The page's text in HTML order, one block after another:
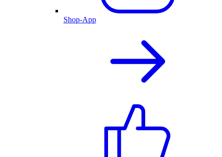
Shop-App